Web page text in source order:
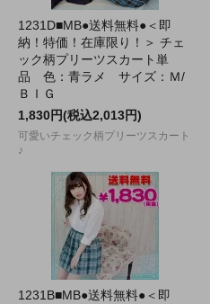
1231D■MB●送料無料●＜即
納！特価！在庫限り！＞ チェ
ック柄プリーツスカート単
品 色：青ラメ サイズ：Ｍ/
ＢＩＧ
1,830円(税込2,013円)
可愛いチェック柄プリーツスカート
♪
1231B■MB●送料無料●＜即